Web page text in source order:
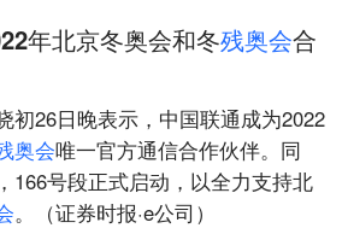
年北京冬奥会和冬残奥会合
初26日晚表示，中国联通成为2022
奥会唯一官方通信合作伙伴。同
166号段正式启动，以全力支持北
。（证券时报·e公司）